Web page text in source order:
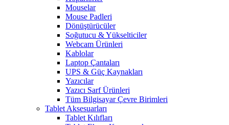
Mouselar
Mouse Padleri
Dönüştürücüler
Soğutucu & Yükselticiler
Webcam Ürünleri
Kablolar
Laptop Çantaları
UPS & Güç Kaynakları
Yazıcılar
Yazıcı Sarf Ürünleri
Tüm Bilgisayar Çevre Birimleri
Tablet Aksesuarları
Tablet Kılıfları